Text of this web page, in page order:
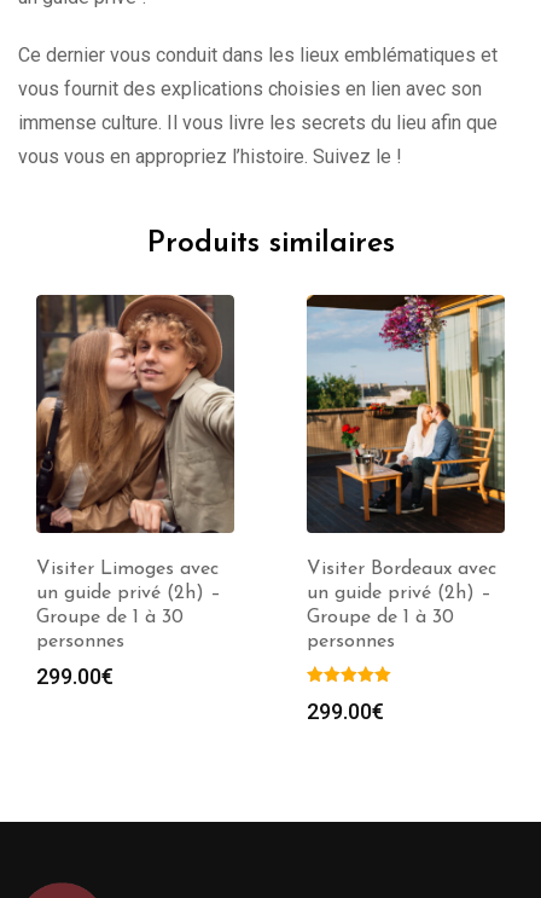
Ce dernier vous conduit dans les lieux emblématiques et
vous fournit des explications choisies en lien avec son
immense culture. Il vous livre les secrets du lieu afin que
vous vous en appropriez l’histoire. Suivez le !
Produits similaires
Visiter Bordeaux avec
un guide privé (2h) –
Groupe de 1 à 30
personnes
Visiter Aubusson avec
un guide privé (2h) –
Groupe de 1 à 30
personnes
299.00€